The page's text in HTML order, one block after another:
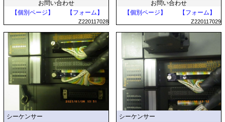
お問い合わせ
【個別ページ】
【フォーム】
Z220117028
お問い合わせ
【個別ページ】
【フォーム】
Z220117029
シーケンサー シーケンサー